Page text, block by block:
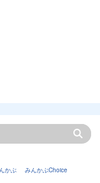
かぶ
みんかぶChoice